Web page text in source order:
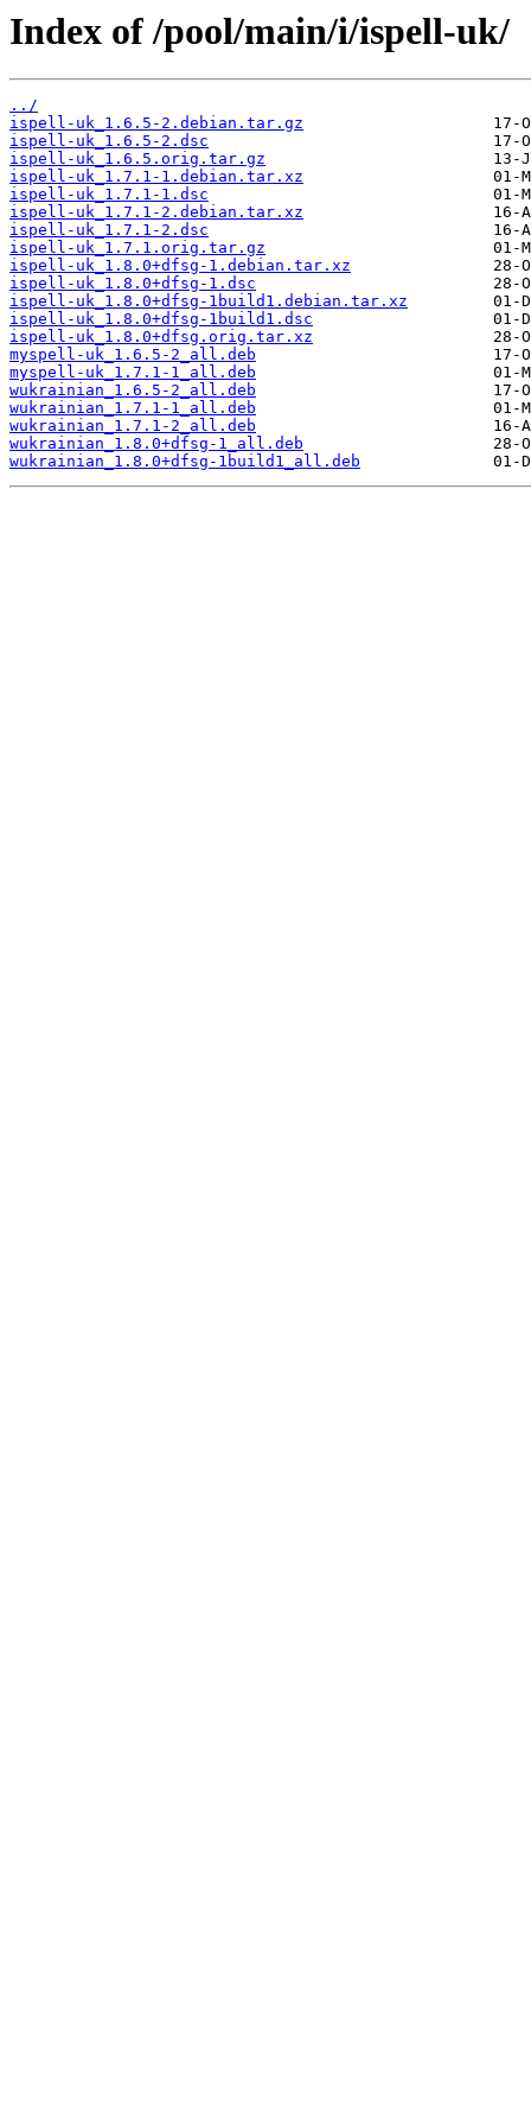
Index of /pool/main/i/ispell-uk/
../
ispell-uk_1.6.5-2.debian.tar.gz
ispell-uk_1.6.5-2.dsc
ispell-uk_1.6.5.orig.tar.gz
ispell-uk_1.7.1-1.debian.tar.xz
ispell-uk_1.7.1-1.dsc
ispell-uk_1.7.1-2.debian.tar.xz
ispell-uk_1.7.1-2.dsc
ispell-uk_1.7.1.orig.tar.gz
ispell-uk_1.8.0+dfsg-1.debian.tar.xz
ispell-uk_1.8.0+dfsg-1.dsc
ispell-uk_1.8.0+dfsg-1build1.debian.tar.xz
ispell-uk_1.8.0+dfsg-1build1.dsc
ispell-uk_1.8.0+dfsg.orig.tar.xz
myspell-uk_1.6.5-2_all.deb
myspell-uk_1.7.1-1_all.deb
wukrainian_1.6.5-2_all.deb
wukrainian_1.7.1-1_all.deb
wukrainian_1.7.1-2_all.deb
wukrainian_1.8.0+dfsg-1_all.deb
wukrainian_1.8.0+dfsg-1build1_all.deb